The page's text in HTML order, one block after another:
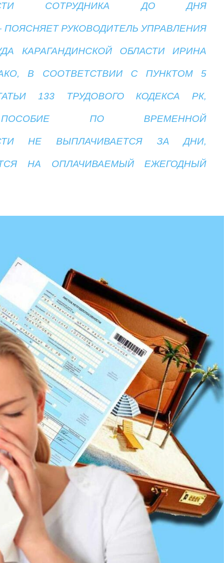
СОТРУДНИКА ДО ДНЯ
РУКОВОДИТЕЛЬ УПРАВЛЕНИЯ
КАРАГАНДИНСКОЙ ОБЛАСТИ ИРИНА
В СООТВЕТСТВИИ С ПУНКТОМ 5
133 ТРУДОВОГО КОДЕКСА РК,
ПОСОБИЕ ПО ВРЕМЕННОЙ
НЕ ВЫПЛАЧИВАЕТСЯ ЗА ДНИ,
НА ОПЛАЧИВАЕМЫЙ ЕЖЕГОДНЫЙ